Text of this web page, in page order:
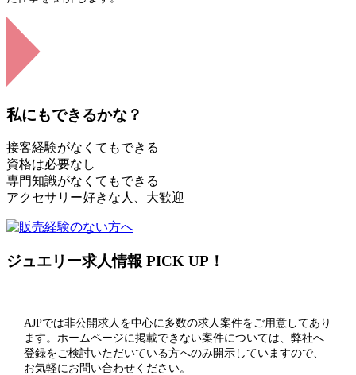
私にもできるかな？
接客経験がなくてもできる
資格は必要なし
専門知識がなくてもできる
アクセサリー好きな人、大歓迎
ジュエリー求人情報 PICK UP！
AJPでは非公開求人を中心に多数の求人案件をご用意してあり
ます。ホームページに掲載できない案件については、弊社へ
登録をご検討いただいている方へのみ開示していますので、
お気軽にお問い合わせください。